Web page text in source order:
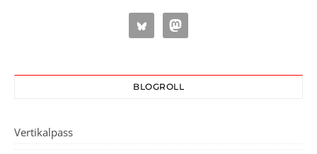
BLOGROLL
Vertikalpass